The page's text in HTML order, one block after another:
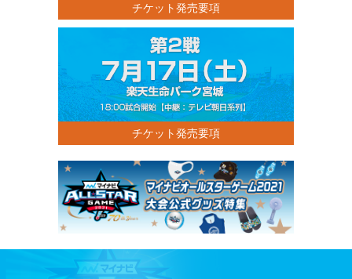
チケット発売要項
チケット発売要項